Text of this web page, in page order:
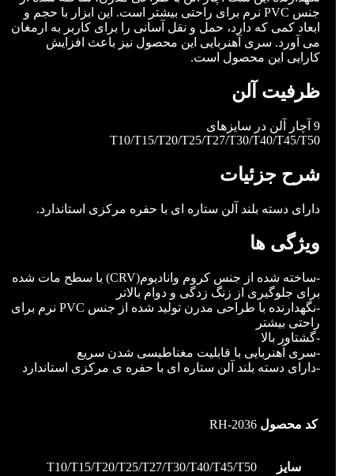
جنس PVC نرم برای راحتی بیشتر است. این ابزار با حجم و
ابعاد کمی که دارد، حمل و نقل آسانی را برای کاربر به ارمغان
می آورد. سری آهنربایی این محصول نیز باعث افزایش
کارایی این محصول است.
ظرفیت آلن
9 آچار آلن در سایزهای
T10/T15/T20/T25/T27/T30/T40/T45/T50
شرح جزئیات
دارای دسته بلند آلن ستاره ای با حفره مرکزی استاندارد.
ویژگی ها
-ساخته شده از جنس کروم وانادیوم(CRV) با سطح مات شده
برای جلوگیری از زنگ زدگی و دوام بالاتر
-نگهدارنده با طراحی مدرن تولید شده از جنس PVC نرم برای
راحتی بیشتر
-گشتاور بالا
-سری آهنربایی با قابلیت مغناطیسی شدن سریع
-دارای دسته بلند آلن ستاره ای با حفره ی مرکزی استاندارد
کد محصول RH-2036
سایز T10/T15/T20/T25/T27/T30/T40/T45/T50